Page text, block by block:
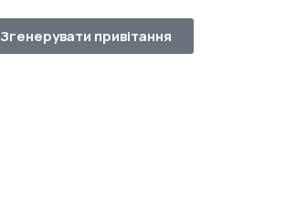
Згенерувати привітання